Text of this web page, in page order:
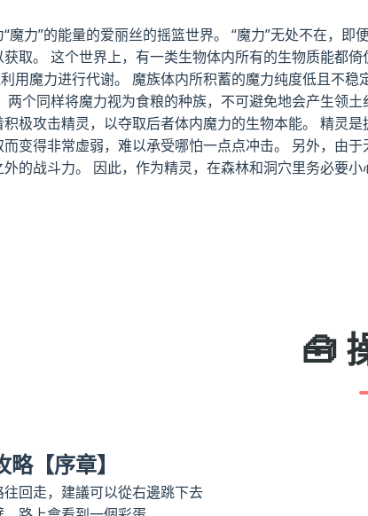
魔力”的能量的爱丽丝的摇篮世界。 “魔力”无处不在，
取。 这个世界上，有一类生物体内所有的生物质能都
用魔力进行代谢。 魔族体内所积蓄的魔力纯度低且不
两个同样将魔力视为食粮的种族，不可避免地会产生领
极攻击精灵，以夺取后者体内魔力的生物本能。 精灵
变得非常虚弱，难以承受哪怕一点点冲击。 另外，由
的战斗力。 因此，作为精灵，在森林和洞穴里务必要小
🧰
【序章】
回走，建議可以從右邊跳下去